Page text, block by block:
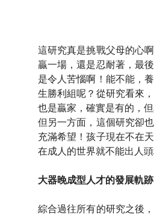
這研究真是挑戰父母的心
贏一場，還是忍耐著，最
是令人苦惱啊！能不能，
生勝利組呢？從研究看來
也是贏家，確實是有的，
但另一方面，這個研究卻
充滿希望！孩子現在不在
在成人的世界就不能出人頭
大器晚成型人才的發展軌跡
綜合過往所有的研究之後